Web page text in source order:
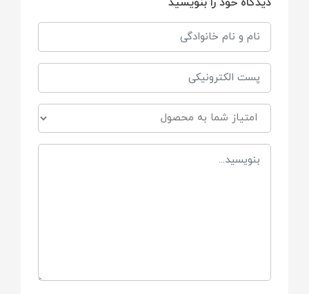
فیلیپس اونت (PHILIPS AVENT)
کشور سازنده
هلند